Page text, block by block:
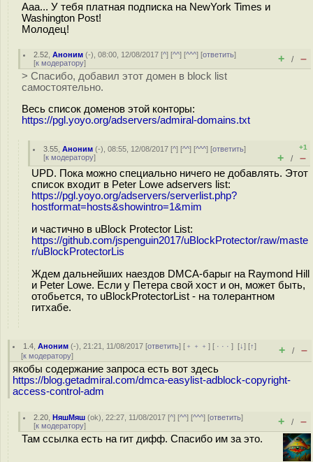
Ааа... У тебя платная подписка на NewYork Times и
Washington Post!
Молодец!
2.52 ,Аноним (-), 08:00, 12/08/2017 [^] [^^] [^^^] [ответить]
[к модератору] + / –
> Спасибо, добавил этот домен в block list
самостоятельно.
Весь список доменов этой конторы:
https://pgl.yoyo.org/adservers/admiral-domains.txt
3.55 ,Аноним (-), 08:55, 12/08/2017 [^] [^^] [^^^] [ответить]
[к модератору]
+1
+ / –
UPD. Пока можно специально ничего не добавлять. Этот
список входит в Peter Lowe adservers list:
https://pgl.yoyo.org/adservers/serverlist.php?
hostformat=hosts&showintro=1&mim
и частично в uBlock Protector List:
https://github.com/jspenguin2017/uBlockProtector/raw/maste
r/uBlockProtectorLis
Ждем дальнейших наездов DMCA-барыг на Raymond Hill
и Peter Lowe. Если у Петера свой хост и он, может быть,
отобьется, то uBlockProtectorList - на толерантном
гитхабе.
1.4 ,Аноним (-), 21:21, 11/08/2017 [ответить] [ ﹢﹢﹢] [ · · ·][↓] [↑]
[к модератору] + / –
якобы содержание запроса есть вот здесь
https://blog.getadmiral.com/dmca-easylist-adblock-copyright-
access-control-adm
2.20 ,НяшМяш (ok), 22:27, 11/08/2017 [^] [^^] [^^^] [ответить]
[к модератору] + / –
Там ссылка есть на гит дифф. Спасибо им за это.